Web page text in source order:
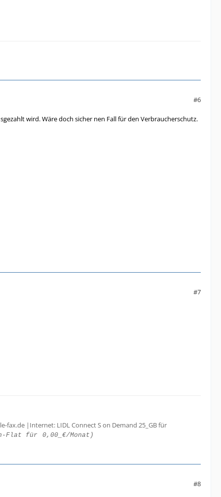
#6
wird. Wäre doch sicher nen Fall für den Verbraucherschutz.
#7
fax.de |Internet: LIDL Connect S on Demand 25_GB für
Flat für 0,00_€/Monat)
#8